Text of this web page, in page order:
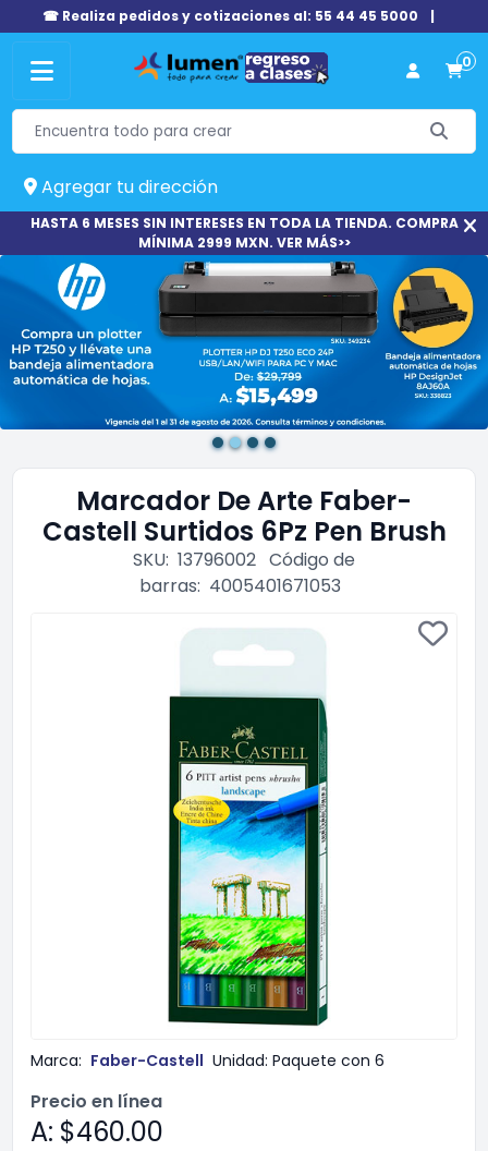
☎ Realiza pedidos y cotizaciones al: 55 44 45 5000 |
0
Agregar tu dirección
HASTA 6 MESES SIN INTERESES EN TODA LA TIENDA. COMPRA
MÍNIMA 2999 MXN. VER MÁS>>
Marcador De Arte Faber-
Castell Surtidos 6Pz Pen Brush
SKU: 13796002 Código de
barras: 4005401671053
Marca: Faber-Castell Unidad: Paquete con 6
Precio en línea
A: $460.00